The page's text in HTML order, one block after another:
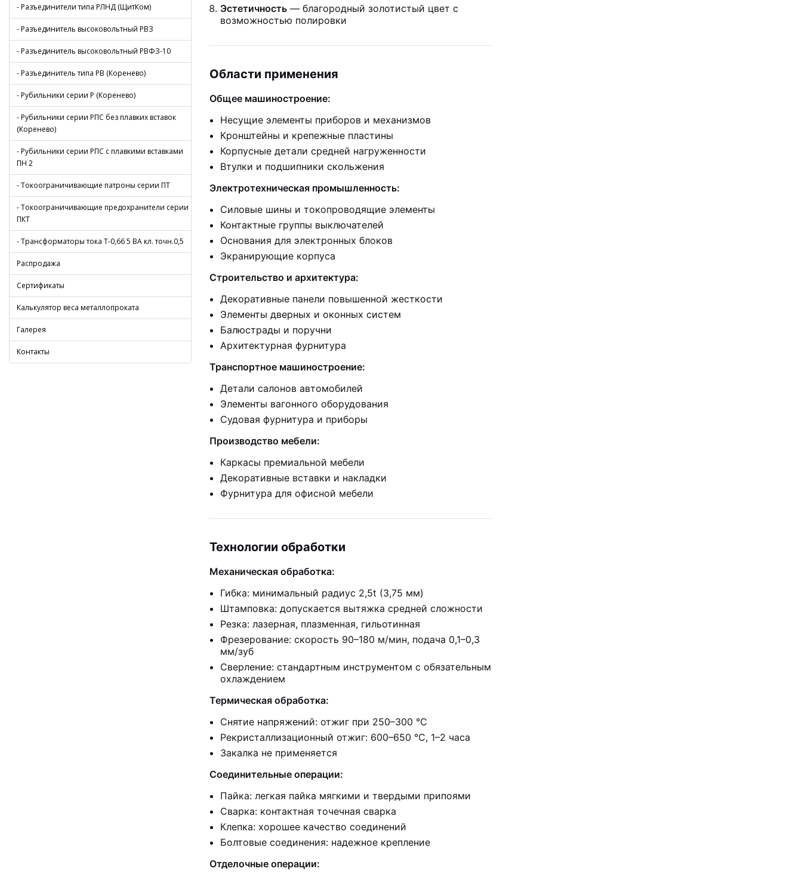
- Разъединители типа РЛНД (ЩитКом)
- Разъединитель высоковольтный РВЗ
- Разъединитель высоковольтный РВФЗ-10
- Разъединитель типа РВ (Коренево)
- Рубильники серии Р (Коренево)
- Рубильники серии РПС без плавких вставок
(Коренево)
- Рубильники серии РПС с плавкими вставками
ПН 2
- Токоограничивающие патроны серии ПТ
- Токоограничивающие предохранители серии
ПКТ
- Трансформаторы тока Т-0,66 5 ВА кл. точн.0,5
Распродажа
Сертификаты
Калькулятор веса металлопроката
Галерея
Контакты
Эстетичность — благородный золотистый цвет с
возможностью полировки
Области применения
Общее машиностроение:
Несущие элементы приборов и механизмов
Кронштейны и крепежные пластины
Корпусные детали средней нагруженности
Втулки и подшипники скольжения
Электротехническая промышленность:
Силовые шины и токопроводящие элементы
Контактные группы выключателей
Основания для электронных блоков
Экранирующие корпуса
Строительство и архитектура:
Декоративные панели повышенной жесткости
Элементы дверных и оконных систем
Балюстрады и поручни
Архитектурная фурнитура
Транспортное машиностроение:
Детали салонов автомобилей
Элементы вагонного оборудования
Судовая фурнитура и приборы
Производство мебели:
Каркасы премиальной мебели
Декоративные вставки и накладки
Фурнитура для офисной мебели
Технологии обработки
Механическая обработка:
Гибка: минимальный радиус 2,5t (3,75 мм)
Штамповка: допускается вытяжка средней сложности
Резка: лазерная, плазменная, гильотинная
Фрезерование: скорость 90–180 м/мин, подача 0,1–0,3
мм/зуб
Сверление: стандартным инструментом с обязательным
охлаждением
Термическая обработка:
Снятие напряжений: отжиг при 250–300 °C
Рекристаллизационный отжиг: 600–650 °C, 1–2 часа
Закалка не применяется
Соединительные операции:
Пайка: легкая пайка мягкими и твердыми припоями
Сварка: контактная точечная сварка
Клепка: хорошее качество соединений
Болтовые соединения: надежное крепление
Отделочные операции: